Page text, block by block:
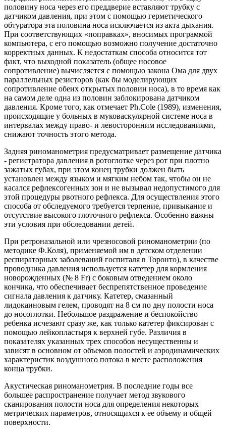
половину носа через его преддверие вставляют трубку с
датчиком давления, при этом с помощью герметического
обтуратора эта половина носа исключается из акта дыхания.
При соответствующих «поправках», вносимых программой
компьютера, с его помощью возможно получение достаточно
корректных данных. К недостаткам способа относится тот
факт, что выходной показатель (общее носовое
сопротивление) вычисляется с помощью закона Ома для двух
параллельных резисторов (как бы моделирующих
сопротивление обеих открытых половин носа), в то время как
на самом деле одна из половин заблокирована датчиком
давления. Кроме того, как отмечает Ph.Cole (1989), изменения,
происходящие у больных в муковаскулярной системе носа в
интервалах между право- и левосторонним исследованиями,
снижают точность этого метода.
Задняя риноманометрия предусматривает размещение датчика
- регистратора давления в ротоглотке через рот при плотно
зажатых губах, при этом конец трубки должен быть
установлен между языком и мягким небом так, чтобы он не
касался рефлексогенных зон и не вызывал недопустимого для
этой процедуры рвотного рефлекса. Для осуществления этого
способа от обследуемого требуется терпение, привыкание и
отсутствие высокого глоточного рефлекса. Особенно важны
эти условия при обследовании детей.
При ретроназальной или чрезносовой риноманометрии (по
методике Ф.Коля), применяемой им в детском отделении
респираторных заболеваний госпиталя в Торонто), в качестве
проводника давления используется катетер для кормления
новорожденных (№ 8 Fr) с боковым отведением около
кончика, что обеспечивает беспрепятственное проведение
сигнала давления к датчику. Катетер, смазанный
лидокаиновым гелем, проводят на 8 см по дну полости носа
до носоглотки. Небольшое раздражение и беспокойство
ребенка исчезают сразу же, как только катетер фиксирован с
помощью лейкопластыря к верхней губе. Различия в
показателях указанных трех способов несущественны и
зависят в основном от объемов полостей и аэродинамических
характеристик воздушного потока в месте расположения
конца трубки.
Акустическая риноманометрия. В последние годы все
большее распространение получает метод звукового
сканирования полости носа для определения некоторых
метрических параметров, относящихся к ее объему и общей
поверхности.